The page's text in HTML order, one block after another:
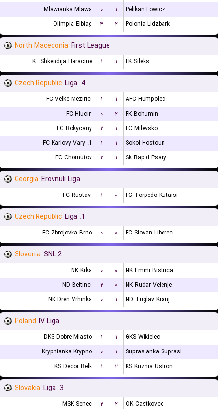
Mlawianka Mlawa
۰ ۱
Pelikan Lowicz
Olimpia Elblag
۴ ۲ Polonia Lidzbark
North Macedonia First League
KF Shkendija Haracine ۱ ۱ FK Sileks
Czech Republic 4. Liga
FC Velke Mezirici ۱ ۱
AFC Humpolec
FC Hlucin
۰ ۲
FK Bohumin
FC Rokycany
۲ ۱
FC Milevsko
1. FC Karlovy Vary
۱ ۱
Sokol Hostoun
FC Chomutov
۲ ۱ Sk Rapid Psary
Georgia Erovnuli Liga
FC Rustavi ۱ ۰ FC Torpedo Kutaisi
Czech Republic 1. Liga
FC Zbrojovka Brno ۰ ۰ FC Slovan Liberec
Slovenia 2.SNL
NK Krka ۰ ۰
NK Emmi Bistrica
ND Beltinci
۲ ۰
NK Rudar Velenje
NK Dren Vrhinka
۰ ۱ ND Triglav Kranj
Poland IV Liga
DKS Dobre Miasto ۱ ۱
GKS Wikielec
Krypnianka Krypno
۰ ۱
Supraslanka Suprasl
KS Decor Belk
۱ ۲ KS Kuznia Ustron
Slovakia 3. Liga
MSK Senec ۲ ۲
OK Castkovce